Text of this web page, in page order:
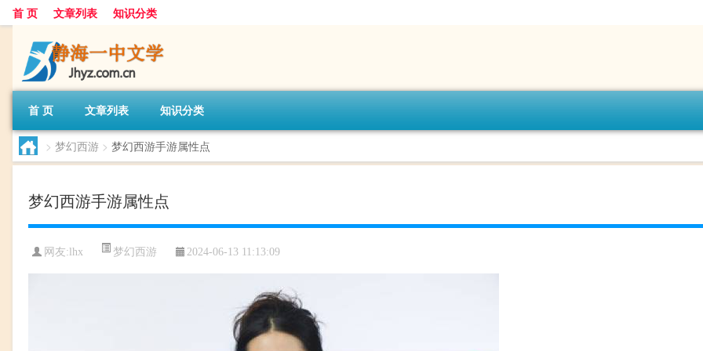
首 页 文章列表 知识分类
首 页 文章列表 知识分类
> 梦幻西游 > 梦幻西游手游属性点
梦幻西游手游属性点
网友: lhx 梦幻西游 2024-06-13 11:13:09